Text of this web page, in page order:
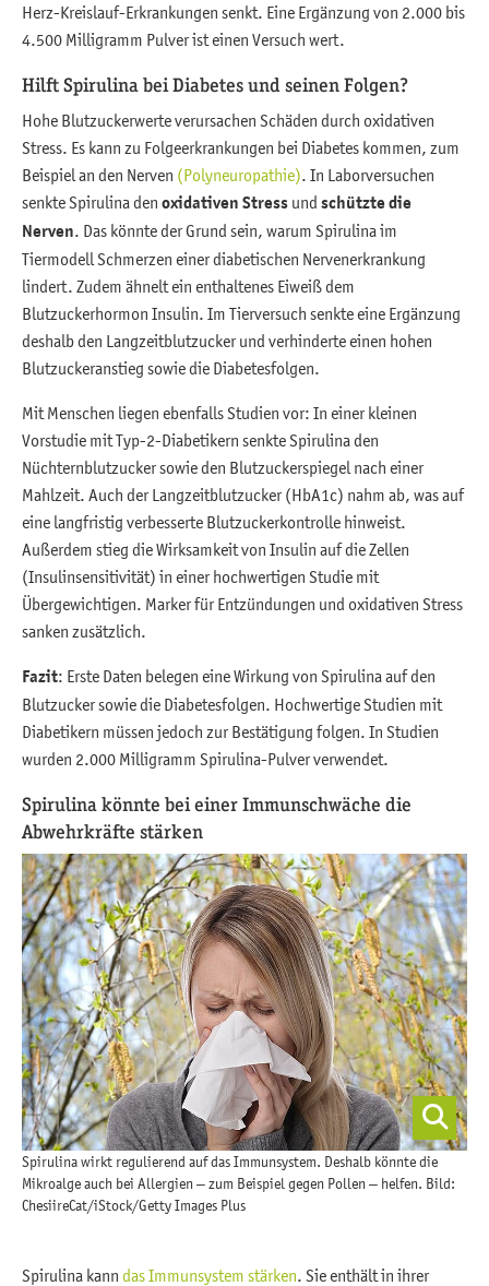
Herz-Kreislauf-Erkrankungen senkt. Eine Ergänzung von 2.000 bis
4.500 Milligramm Pulver ist einen Versuch wert.
Hilft Spirulina bei Diabetes und seinen Folgen?
Hohe Blutzuckerwerte verursachen Schäden durch oxidativen
Stress. Es kann zu Folgeerkrankungen bei Diabetes kommen, zum
Beispiel an den Nerven (Polyneuropathie). In Laborversuchen
senkte Spirulina den oxidativen Stress und schützte die
Nerven. Das könnte der Grund sein, warum Spirulina im
Tiermodell Schmerzen einer diabetischen Nervenerkrankung
lindert. Zudem ähnelt ein enthaltenes Eiweiß dem
Blutzuckerhormon Insulin. Im Tierversuch senkte eine Ergänzung
deshalb den Langzeitblutzucker und verhinderte einen hohen
Blutzuckeranstieg sowie die Diabetesfolgen.
Mit Menschen liegen ebenfalls Studien vor: In einer kleinen
Vorstudie mit Typ-2-Diabetikern senkte Spirulina den
Nüchternblutzucker sowie den Blutzuckerspiegel nach einer
Mahlzeit. Auch der Langzeitblutzucker (HbA1c) nahm ab, was auf
eine langfristig verbesserte Blutzuckerkontrolle hinweist.
Außerdem stieg die Wirksamkeit von Insulin auf die Zellen
(Insulinsensitivität) in einer hochwertigen Studie mit
Übergewichtigen. Marker für Entzündungen und oxidativen Stress
sanken zusätzlich.
Fazit: Erste Daten belegen eine Wirkung von Spirulina auf den
Blutzucker sowie die Diabetesfolgen. Hochwertige Studien mit
Diabetikern müssen jedoch zur Bestätigung folgen. In Studien
wurden 2.000 Milligramm Spirulina-Pulver verwendet.
Spirulina könnte bei einer Immunschwäche die
Abwehrkräfte stärken
Spirulina wirkt regulierend auf das Immunsystem. Deshalb könnte die
Mikroalge auch bei Allergien – zum Beispiel gegen Pollen – helfen. Bild:
ChesiireCat/iStock/Getty Images Plus
Spirulina kann das Immunsystem stärken. Sie enthält in ihrer